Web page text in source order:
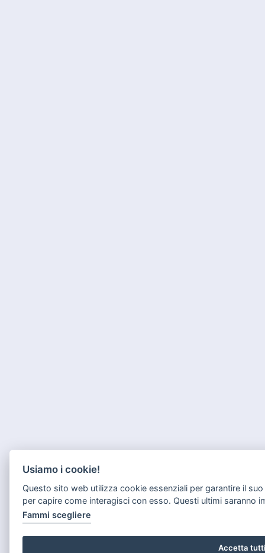
Usiamo i cookie!
Questo sito web utilizza cookie essenziali per garantire il
per capire come interagisci con esso. Questi ultimi saranno
Fammi scegliere
Accetta tutti